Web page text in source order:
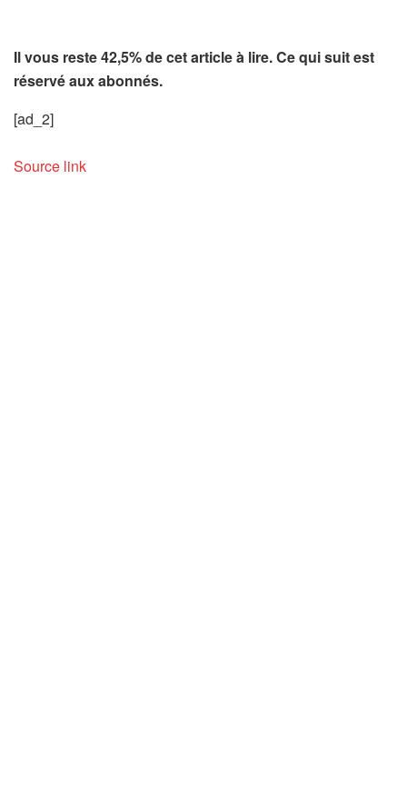
Il vous reste 42,5% de cet article à lire. Ce qui suit est
réservé aux abonnés.
[ad_2]
Source link